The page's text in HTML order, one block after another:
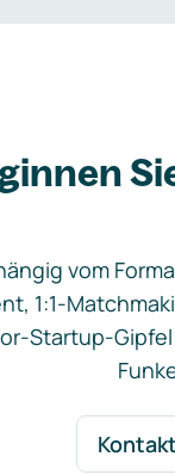
vom
1:1-
Startup-